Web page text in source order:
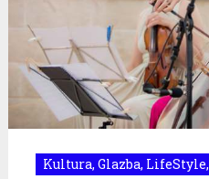
Kultura, Glazba, LifeStyle,